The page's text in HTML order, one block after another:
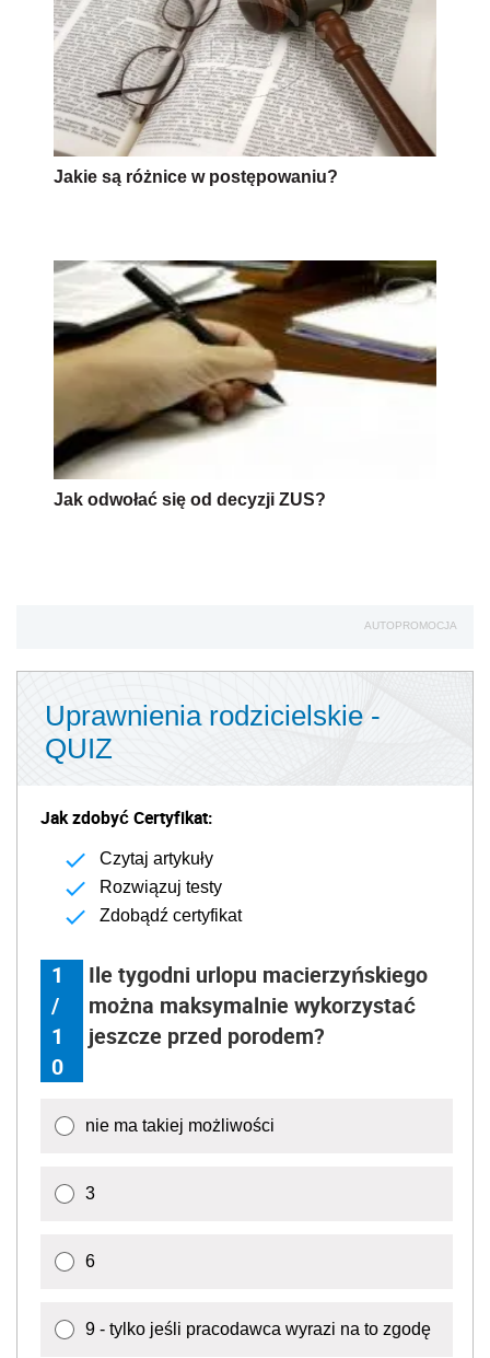
Jakie są różnice w postępowaniu?
Jak odwołać się od decyzji ZUS?
AUTOPROMOCJA
Uprawnienia rodzicielskie -
QUIZ
Jak zdobyć Certyfikat:
Czytaj artykuły
Rozwiązuj testy
Zdobądź certyfikat
1
/
1
0
Ile tygodni urlopu macierzyńskiego
można maksymalnie wykorzystać
jeszcze przed porodem?
nie ma takiej możliwości
3
6
9 - tylko jeśli pracodawca wyrazi na to zgodę